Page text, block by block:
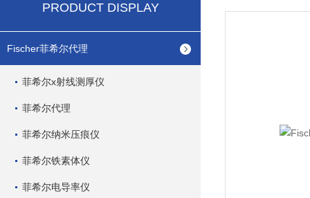
PRODUCT DISPLAY
Fischer菲希尔代理
菲希尔x射线测厚仪
菲希尔代理
菲希尔纳米压痕仪
菲希尔铁素体仪
菲希尔电导率仪